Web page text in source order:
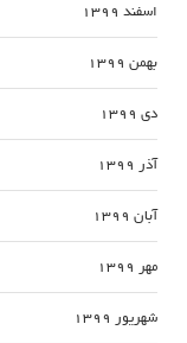
اسفند 1399
بهمن 1399
دی 1399
آذر 1399
آبان 1399
مهر 1399
شهریور 1399